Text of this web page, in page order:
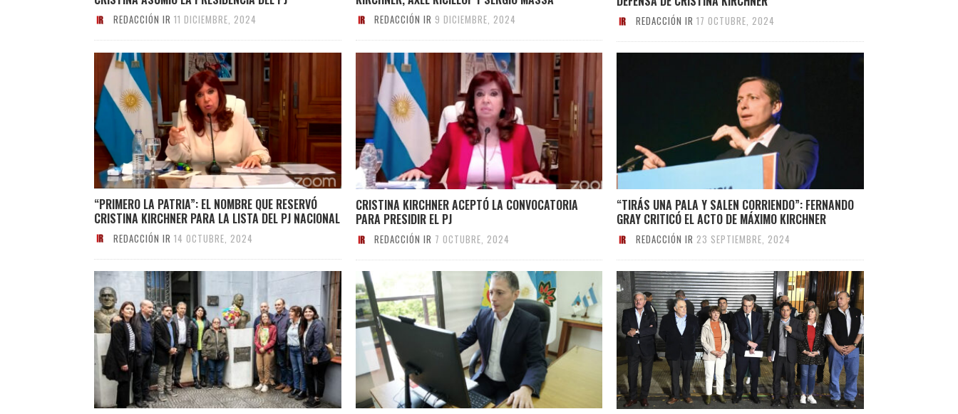
REDACCIÓN IR 11 DICIEMBRE, 2024 REDACCIÓN IR 9 DICIEMBRE, 2024 REDACCIÓN IR 17 OCTUBRE, 2024
“PRIMERO LA PATRIA”: EL NOMBRE QUE RESERVÓ
CRISTINA KIRCHNER PARA LA LISTA DEL PJ NACIONAL
REDACCIÓN IR 14 OCTUBRE, 2024
CRISTINA KIRCHNER ACEPTÓ LA CONVOCATORIA
PARA PRESIDIR EL PJ
REDACCIÓN IR 7 OCTUBRE, 2024
“TIRÁS UNA PALA Y SALEN CORRIENDO”: FERNANDO
GRAY CRITICÓ EL ACTO DE MÁXIMO KIRCHNER
REDACCIÓN IR 23 SEPTIEMBRE, 2024